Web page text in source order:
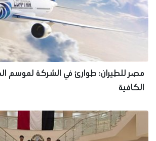
مصر للطيران: طوارئ في الشركة لموسم
الكافية